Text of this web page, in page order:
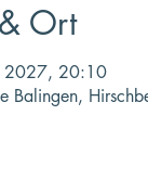
Ort
2027, 20:10
Balingen,